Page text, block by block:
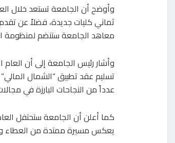
وأوضح أن الجامعة تستعد خلال
معاهد الجامعة ستنضم لمنظومة
تسليم عقد تطبيق “الشمال
عدداً من النجاحات البارزة في
كما أعلن أن الجامعة ستحتفل
يعكس مسيرة ممتدة من العطاء